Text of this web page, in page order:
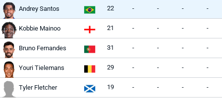
Andrey Santos 22 - - - -
Kobbie Mainoo 21 - - - -
Bruno Fernandes 31 - - - -
Youri Tielemans 29 - - - -
Tyler Fletcher 19 - - - -